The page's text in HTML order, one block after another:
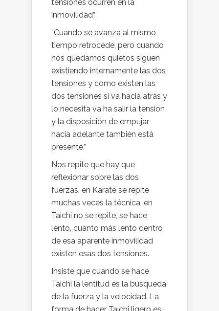
tensiones ocurren en la
inmovilidad”.
“Cuando se avanza al mismo
tiempo retrocede, pero cuando
nos quedamos quietos siguen
existiendo internamente las dos
tensiones y como existen las
dos tensiones si va hacia atrás y
lo necesita va ha salir la tensión
y la disposición de empujar
hacia adelante también está
presente.”
Nos repite que hay que
reflexionar sobre las dos
fuerzas, en Karate se repite
muchas veces la técnica, en
Taichi no se repite, se hace
lento, cuanto más lento dentro
de esa aparente inmovilidad
existen esas dos tensiones.
Insiste que cuando se hace
Taichi la lentitud es la búsqueda
de la fuerza y la velocidad. La